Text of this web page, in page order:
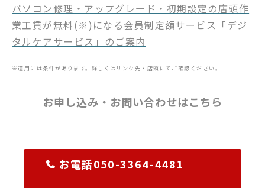
パソコン修理・アップグレード・初期設定の店頭作
業工賃が無料(※)になる会員制定額サービス「デジ
タルケアサービス」のご案内
※適用には条件があります。詳しくはリンク先・店頭にてご確認ください。
お申し込み・お問い合わせはこちら
お電話050-3364-4481